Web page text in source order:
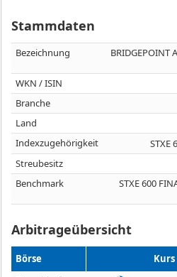
Stammdaten
Bezeichnung
BRIDGEPOINT
WKN / ISIN
Branche
Land
Indexzugehörigkeit
STXE
Streubesitz
Benchmark
STXE 600
Arbitrageübersicht
Börse Kurs